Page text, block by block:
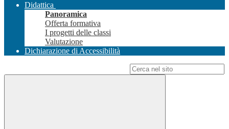
Didattica
Panoramica
Offerta formativa
I progetti delle classi
Valutazione
Dichiarazione di Accessibilità